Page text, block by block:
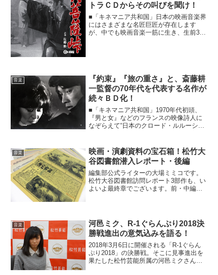
トラＣＤからその叫びを聞け！
■「キネマニア共和国」日本の映画音楽界
にはさまざまな名匠巨匠が存在します
が、中でも映画音楽一筋に生き、生前308
音楽
『約束』『旅の重さ』と、斎藤耕
一監督の70年代を代表する名作が
続々ＢＤ化！
■「キネマニア共和国」1970年代初頭、
『男と女』などのフランスの映像詩人に
なぞらえて“日本のクロード・ルルーシ
インボー通りの映画街～vol.75》斎藤監督
の代表作が...
音楽
映画・演劇資料の宝石箱！松竹大
谷図書館潜入レポート・後編
編集部公式ライターの大場ミミコです。
松竹大谷図書館訪問レポート3部作も、い
よいよ最終章でございます。前・中編の
ポスター…準備稿までも...
音楽
河邑ミク、R-1ぐらんぷり2018決
勝戦進出の意気込みを語る！
2018年3月6日に開催される「R-1ぐらん
ぷり2018」の決勝戦。そこに見事進出を
果たした松竹芸能所属の河邑ミクさんと